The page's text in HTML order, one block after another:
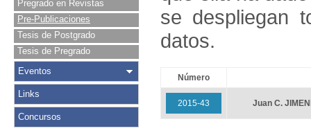
Pregrado en Revistas
Pre-Publicaciones
Tesis de Postgrado
Tesis de Pregrado
Eventos
Links
Concursos
se despliegan
datos.
Número
2015-43 Juan C.